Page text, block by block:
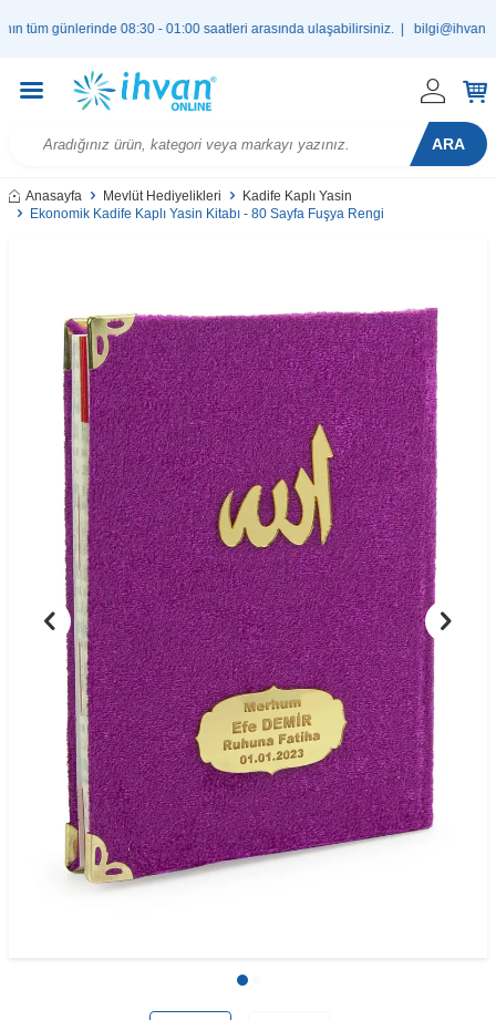
günlerinde 08:30 - 01:00 saatleri arasında ulaşabilirsiniz. |bilgi@ihvan.com.tr
ARA
Anasayfa Mevlüt Hediyelikleri
Kadife Kaplı Yasin
Ekonomik Kadife Kaplı Yasin Kitabı - 80 Sayfa Fuşya Rengi